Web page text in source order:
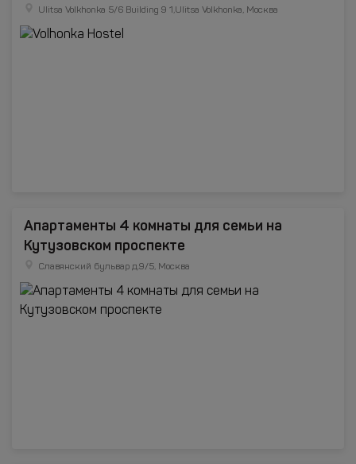
Ulitsa Volkhonka 5/6 Building 9 1,Ulitsa Volkhonka, Москва
Апартаменты 4 комнаты для семьи на
Кутузовском проспекте
Славянский бульвар д.9/5, Москва